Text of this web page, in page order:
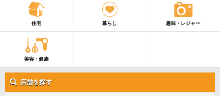
住宅 暮らし 趣味・レジャー
美容・健康
店舗を探す